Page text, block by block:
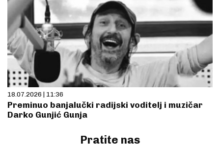
18.07.2026 | 11:36
Preminuo banjalučki radijski voditelj i muzičar
Darko Gunjić Gunja
Pratite nas